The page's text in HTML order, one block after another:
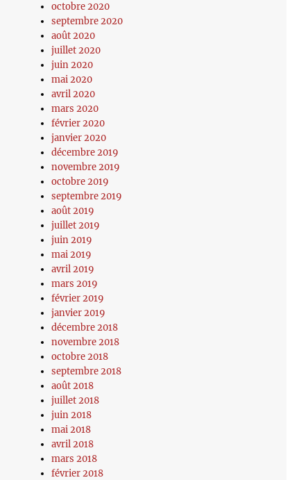
octobre 2020
septembre 2020
août 2020
juillet 2020
juin 2020
mai 2020
avril 2020
mars 2020
février 2020
janvier 2020
décembre 2019
novembre 2019
octobre 2019
septembre 2019
août 2019
juillet 2019
juin 2019
mai 2019
avril 2019
mars 2019
février 2019
janvier 2019
décembre 2018
novembre 2018
octobre 2018
septembre 2018
août 2018
juillet 2018
juin 2018
mai 2018
avril 2018
mars 2018
février 2018